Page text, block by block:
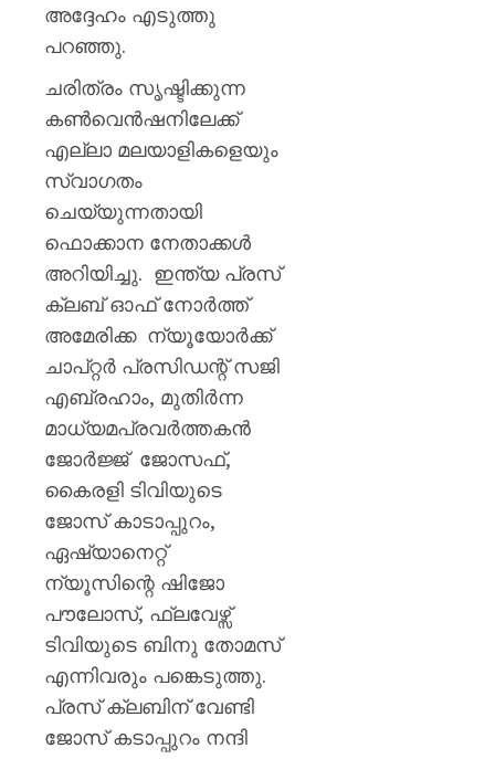
അദ്ദേഹം എടുത്തു
പറഞ്ഞു.
ചരിത്രം സൃഷ്ടിക്കുന്ന
കൺവെൻഷനിലേക്ക്
എല്ലാ മലയാളികളെയും
സ്വാഗതം
ചെയ്യുന്നതായി
ഫൊക്കാന നേതാക്കൾ
അറിയിച്ചു. ഇന്ത്യ പ്രസ്
ക്ലബ് ഓഫ് നോർത്ത്
അമേരിക്ക ന്യൂയോർക്ക്
ചാപ്റ്റർ പ്രസിഡന്റ് സജി
എബ്രഹാം, മുതിർന്ന
മാധ്യമപ്രവർത്തകൻ
ജോർജ്ജ് ജോസഫ്,
കൈരളി ടിവിയുടെ
ജോസ് കാടാപ്പുറം,
ഏഷ്യാനെറ്റ്
ന്യൂസിന്റെ ഷിജോ
പൗലോസ്, ഫ്ലവേഴ്സ്
ടിവിയുടെ ബിനു തോമസ്
എന്നിവരും പങ്കെടുത്തു.
പ്രസ് ക്ലബിന് വേണ്ടി
ജോസ് കടാപ്പുറം നന്ദി